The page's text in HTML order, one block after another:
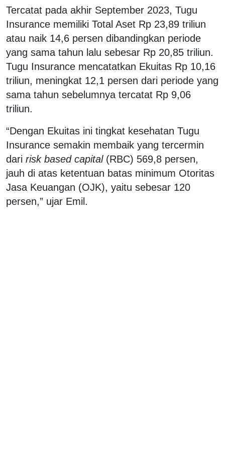
Tercatat pada akhir September 2023, Tugu
Insurance memiliki Total Aset Rp 23,89 triliun
atau naik 14,6 persen dibandingkan periode
yang sama tahun lalu sebesar Rp 20,85 triliun.
Tugu Insurance mencatatkan Ekuitas Rp 10,16
triliun, meningkat 12,1 persen dari periode yang
sama tahun sebelumnya tercatat Rp 9,06
triliun.
“Dengan Ekuitas ini tingkat kesehatan Tugu
Insurance semakin membaik yang tercermin
dari risk based capital(RBC) 569,8 persen,
jauh di atas ketentuan batas minimum Otoritas
Jasa Keuangan (OJK), yaitu sebesar 120
persen,” ujar Emil.